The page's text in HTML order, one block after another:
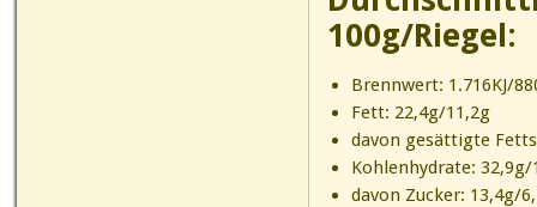
100g/Riegel:
Brennwert: 1.716KJ/
Fett: 22,4g/11,2g
davon gesättigte
Kohlenhydrate: 32,9g/
davon Zucker: 13,4g/